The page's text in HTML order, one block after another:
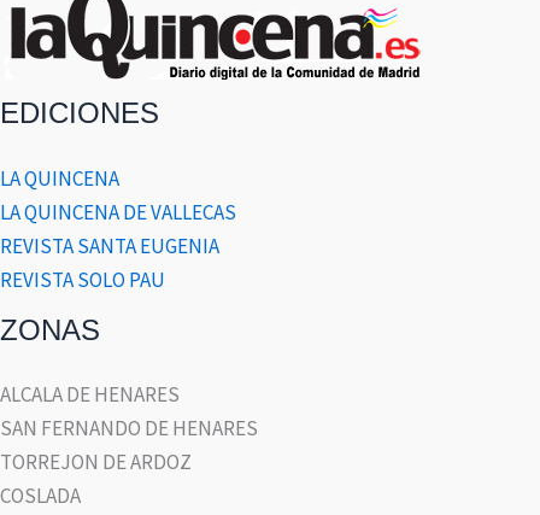
EDICIONES
LA QUINCENA
LA QUINCENA DE VALLECAS
REVISTA SANTA EUGENIA
REVISTA SOLO PAU
ZONAS
ALCALA DE HENARES
SAN FERNANDO DE HENARES
TORREJON DE ARDOZ
COSLADA